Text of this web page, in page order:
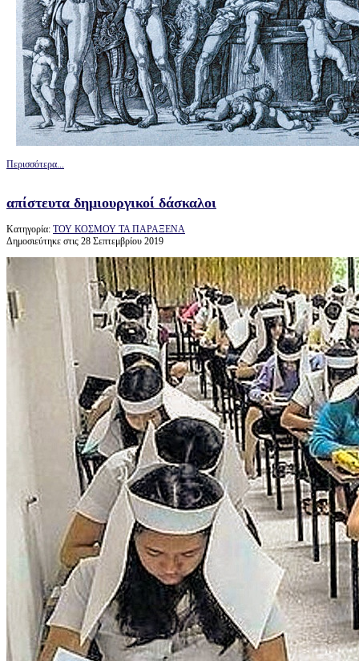
Περισσότερα...
απίστευτα δημιουργικοί δάσκαλοι
Κατηγορία: ΤΟΥ ΚΟΣΜΟΥ ΤΑ ΠΑΡΑΞΕΝΑ
Δημοσιεύτηκε στις 28 Σεπτεμβρίου 2019